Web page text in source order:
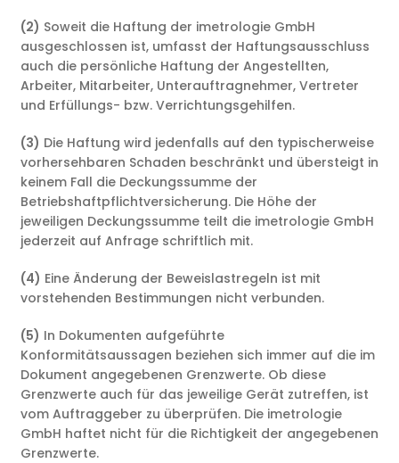
(2) Soweit die Haftung der imetrologie GmbH
ausgeschlossen ist, umfasst der Haftungsausschluss
auch die persönliche Haftung der Angestellten,
Arbeiter, Mitarbeiter, Unterauftragnehmer, Vertreter
und Erfüllungs- bzw. Verrichtungsgehilfen.
(3) Die Haftung wird jedenfalls auf den typischerweise
vorhersehbaren Schaden beschränkt und übersteigt in
keinem Fall die Deckungssumme der
Betriebshaftpflichtversicherung. Die Höhe der
jeweiligen Deckungssumme teilt die imetrologie GmbH
jederzeit auf Anfrage schriftlich mit.
(4) Eine Änderung der Beweislastregeln ist mit
vorstehenden Bestimmungen nicht verbunden.
(5) In Dokumenten aufgeführte
Konformitätsaussagen beziehen sich immer auf die im
Dokument angegebenen Grenzwerte. Ob diese
Grenzwerte auch für das jeweilige Gerät zutreffen, ist
vom Auftraggeber zu überprüfen. Die imetrologie
GmbH haftet nicht für die Richtigkeit der angegebenen
Grenzwerte.